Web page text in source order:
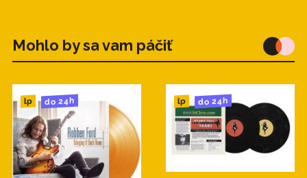
Mohlo by sa vam páčiť
lp do 24h lp do 24h